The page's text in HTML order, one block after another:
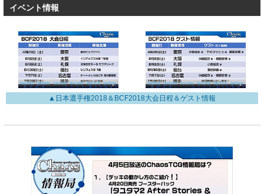
イベント情報
▲日本選手権2018＆BCF2018大会日程＆ゲスト情報